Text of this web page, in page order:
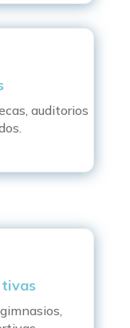
auditorios